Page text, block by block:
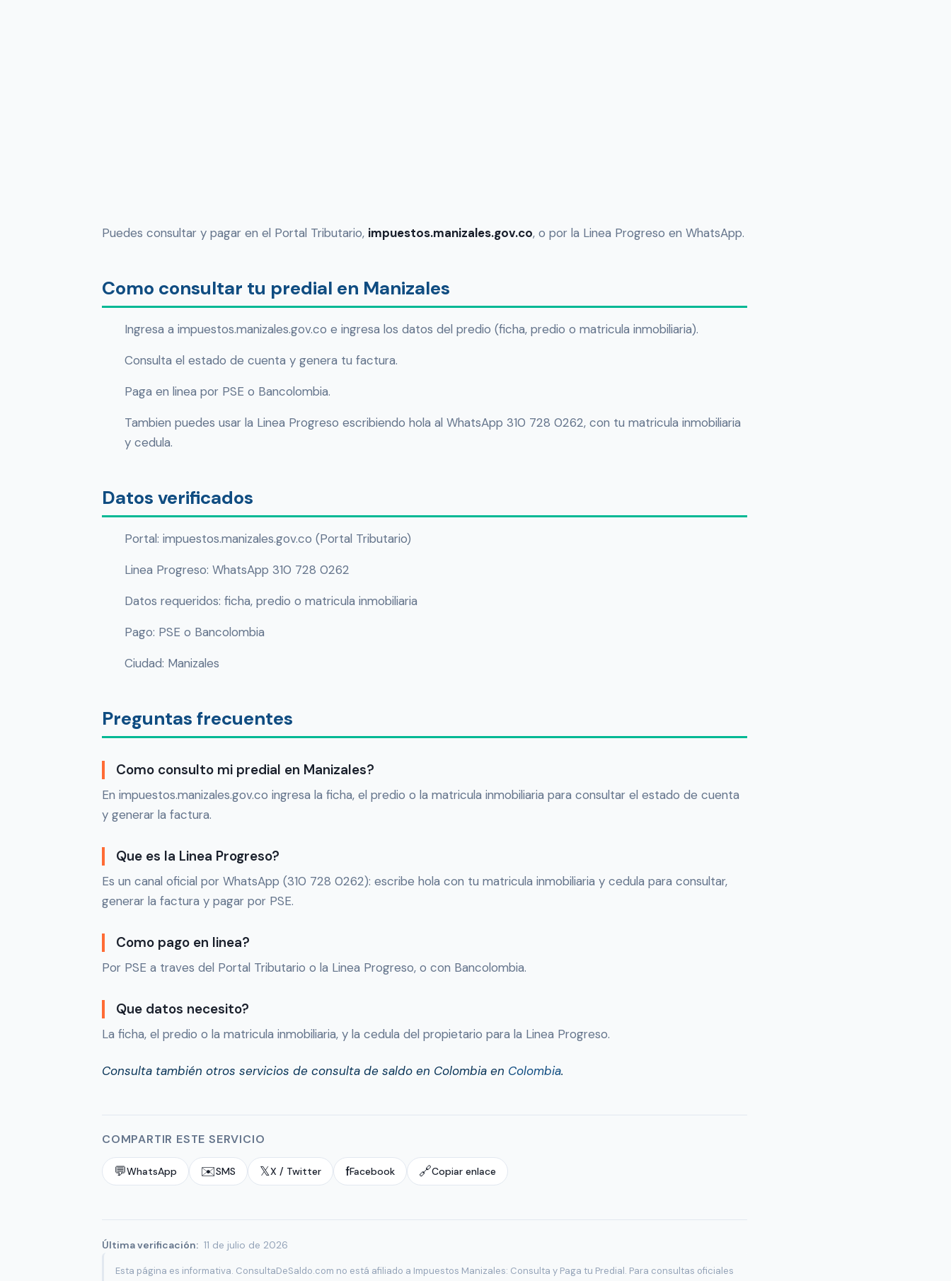
Puedes consultar y pagar en el Portal Tributario, impuestos.manizales.gov.co, o por la Linea Progreso en WhatsApp.
Como consultar tu predial en Manizales
Ingresa a impuestos.manizales.gov.co e ingresa los datos del predio (ficha, predio o matricula inmobiliaria).
Consulta el estado de cuenta y genera tu factura.
Paga en linea por PSE o Bancolombia.
Tambien puedes usar la Linea Progreso escribiendo hola al WhatsApp 310 728 0262, con tu matricula inmobiliaria
y cedula.
Datos verificados
Portal: impuestos.manizales.gov.co (Portal Tributario)
Linea Progreso: WhatsApp 310 728 0262
Datos requeridos: ficha, predio o matricula inmobiliaria
Pago: PSE o Bancolombia
Ciudad: Manizales
Preguntas frecuentes
Como consulto mi predial en Manizales?
En impuestos.manizales.gov.co ingresa la ficha, el predio o la matricula inmobiliaria para consultar el estado de cuenta
y generar la factura.
Que es la Linea Progreso?
Es un canal oficial por WhatsApp (310 728 0262): escribe hola con tu matricula inmobiliaria y cedula para consultar,
generar la factura y pagar por PSE.
Como pago en linea?
Por PSE a traves del Portal Tributario o la Linea Progreso, o con Bancolombia.
Que datos necesito?
La ficha, el predio o la matricula inmobiliaria, y la cedula del propietario para la Linea Progreso.
Consulta también otros servicios de consulta de saldo en Colombia en Colombia.
COMPARTIR ESTE SERVICIO
💬WhatsApp ✉️SMS 𝕏X / Twitter fFacebook 🔗Copiar enlace
Última verificación: 11 de julio de 2026
Esta página es informativa. ConsultaDeSaldo.com no está afiliado a Impuestos Manizales: Consulta y Paga tu Predial. Para consultas oficiales